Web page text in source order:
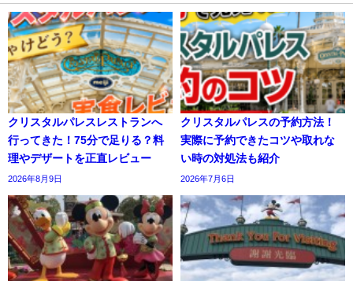
クリスタルパレスレストランへ
行ってきた！75分で足りる？料
理やデザートを正直レビュー
2026年8月9日
クリスタルパレスの予約方法！
実際に予約できたコツや取れな
い時の対処法も紹介
2026年7月6日